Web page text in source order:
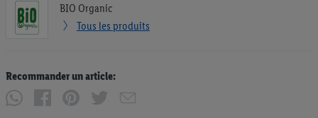
BIO Organic
Tous les produits
Recommander un article: